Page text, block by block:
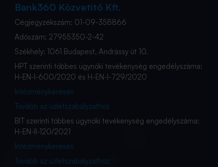
Bank360 Közvetítő Kft.
Cégjegyzékszám: 01-09-358866
Adószám: 27955350-2-42
Székhely: 1061 Budapest, Andrássy út 10.
HPT szerinti többes ügynöki tevékenység engedélyszáma:
H-EN-I-600/2020 és H-EN-I-729/2020
Intézménykeresés
Tovább az üzletszabályzathoz
BIT szerinti többes ügynöki tevékenység engedélyszáma:
H-EN-II-120/2021
Intézménykeresés
Tovább az üzletszabályzathoz